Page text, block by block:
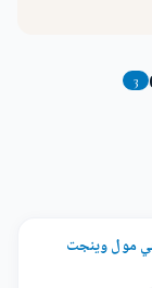
3
بمساحة 63 متر في مول وينجت